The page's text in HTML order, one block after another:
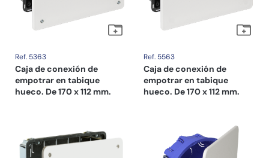
Ref. 5363
Caja de conexión de
empotrar en tabique
hueco. De 170 x 112 mm.
Ref. 5563
Caja de conexión de
empotrar en tabique
hueco. De 170 x 112 mm.